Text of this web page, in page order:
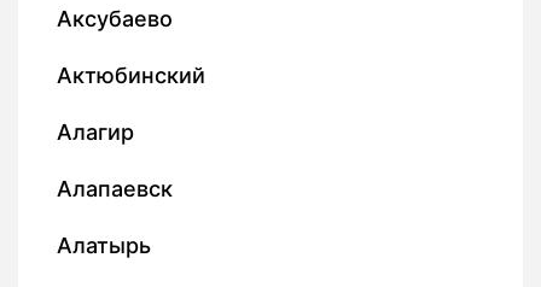
Аксубаево
Актюбинский
Алагир
Алапаевск
Алатырь